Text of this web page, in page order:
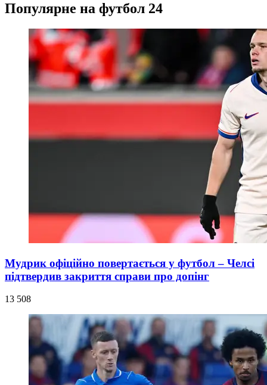
Популярне на футбол 24
Мудрик офіційно повертається у футбол – Челсі
підтвердив закриття справи про допінг
13 508